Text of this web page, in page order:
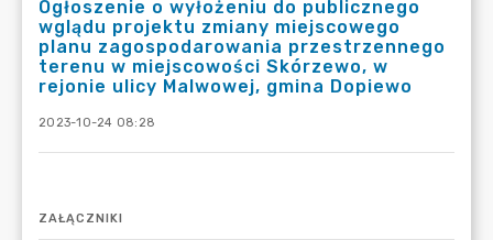
Ogłoszenie o wyłożeniu do publicznego
wglądu projektu zmiany miejscowego
planu zagospodarowania przestrzennego
terenu w miejscowości Skórzewo, w
rejonie ulicy Malwowej, gmina Dopiewo
2023-10-24 08:28
ZAŁĄCZNIKI